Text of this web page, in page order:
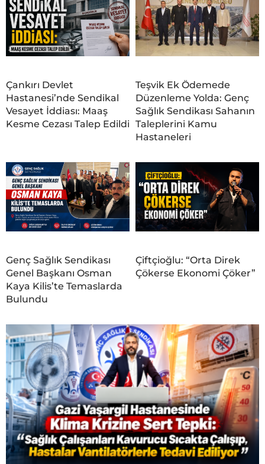
Çankırı Devlet
Hastanesi’nde Sendikal
Vesayet İddiası: Maaş
Kesme Cezası Talep Edildi
Teşvik Ek Ödemede
Düzenleme Yolda: Genç
Sağlık Sendikası Sahanın
Taleplerini Kamu
Hastaneleri
Genç Sağlık Sendikası
Genel Başkanı Osman
Kaya Kilis’te Temaslarda
Bulundu
Çiftçioğlu: “Orta Direk
Çökerse Ekonomi Çöker”